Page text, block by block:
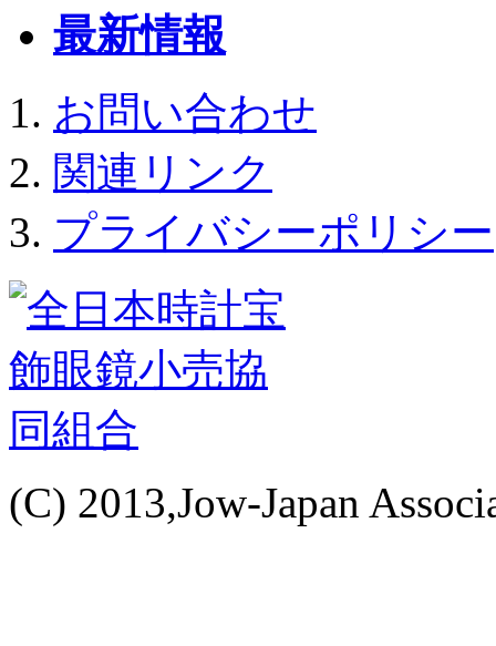
最新情報
お問い合わせ
関連リンク
プライバシーポリシー
(C) 2013,Jow-Japan